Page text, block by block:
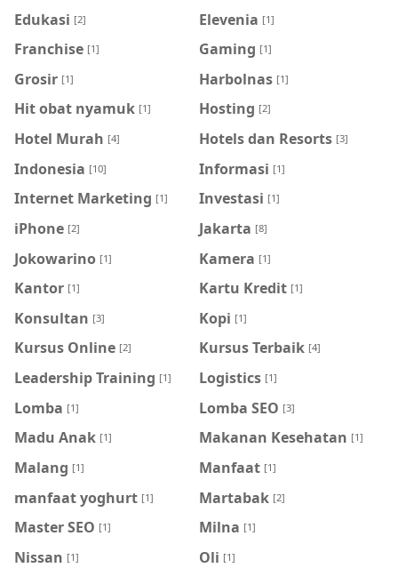
Edukasi [2] Elevenia [1]
Franchise [1] Gaming [1]
Grosir [1] Harbolnas [1]
Hit obat nyamuk [1] Hosting [2]
Hotel Murah [4] Hotels dan Resorts [3]
Indonesia [10] Informasi [1]
Internet Marketing [1] Investasi [1]
iPhone [2] Jakarta [8]
Jokowarino [1] Kamera [1]
Kantor [1] Kartu Kredit [1]
Konsultan [3] Kopi [1]
Kursus Online [2] Kursus Terbaik [4]
Leadership Training [1] Logistics [1]
Lomba [1] Lomba SEO [3]
Madu Anak [1] Makanan Kesehatan [1]
Malang [1] Manfaat [1]
manfaat yoghurt [1] Martabak [2]
Master SEO [1] Milna [1]
Nissan [1] Oli [1]